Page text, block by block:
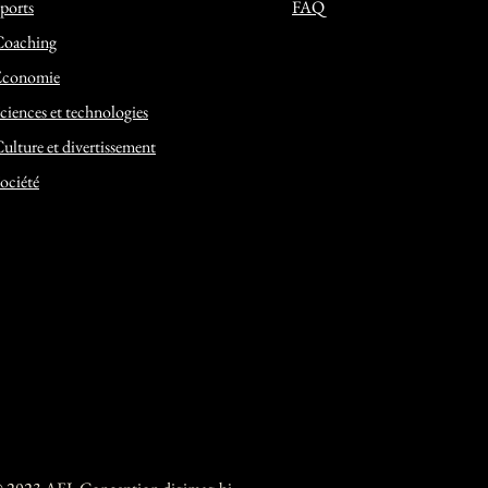
et technologies
et divertissement
FAQ